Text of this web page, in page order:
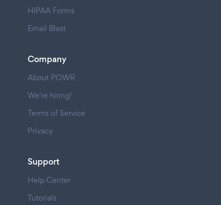
HIPAA Forms
Email Blast
Company
About POWR
We're hiring!
Terms of Service
Privacy
Support
Help Center
Tutorials